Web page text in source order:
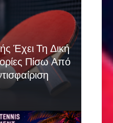
Έχει Τη Δική
Πίσω Από